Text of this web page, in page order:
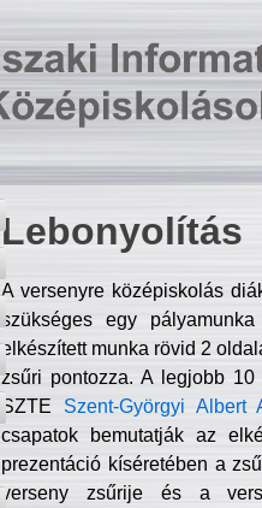
Lebonyolítás
A versenyre középiskolás
szükséges egy
elkészített munka rövid 2
zsűri pontozza. A legjobb
SZTE Szent-Györgyi Albert
csapatok bemutatják az
prezentáció kíséretében a
verseny zsűrije és a